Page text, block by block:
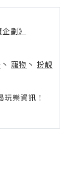
劃》
丶 寵物 丶 扮靚
樂資訊！